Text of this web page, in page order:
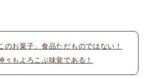
のお菓子、食品ただものではない！
々もよろこぶ味覚である！